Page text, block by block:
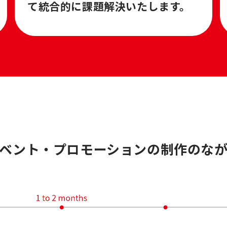
て統合的に課題解決いたします。
ント・プロモーションの制作のな